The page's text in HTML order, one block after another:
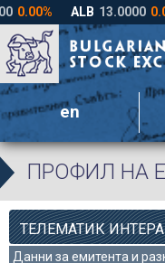
en
ПРОФИЛ НА
Данни за емитента и